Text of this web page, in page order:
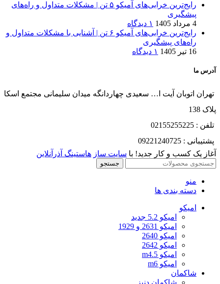
رایج‌ترین خرابی‌های آمیکو ۵ تن | مشکلات متداول و راه‌های
پیشگیری
4 مرداد 1405
۱ دیدگاه
رایج‌ترین خرابی‌های آمیکو ۶ تن | آشنایی با مشکلات متداول و
راه‌های پیشگیری
16 تیر 1405
۱ دیدگاه
آدرس ما
تهران اتوبان آیت ا… سعیدی چهاردانگه میدان سلیمانی مجتمع اسکا
پلاک 138
تلفن : 02155255225
پشتیبانی : 09221240725
آغاز یک کسب و کار جدید! با سایت ساز هاستینگ آذرآنلاین
جستجو
منو
دسته بندی ها
امیکو
امیکو 5.2 جدید
امیکو 2631 و 1929
امیکو 2640
امیکو 2642
امیکو m4.5
امیکو m6
شاکمان
شاکمان دنیز